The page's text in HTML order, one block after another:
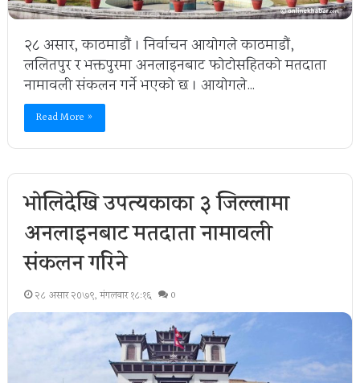
२८ असार, काठमाडौं । निर्वाचन आयोगले काठमाडौं,
ललितपुर र भक्तपुरमा अनलाइनबाट फोटोसहितको मतदाता
नामावली संकलन गर्ने भएको छ । आयोगले…
Read More »
भोलिदेखि उपत्यकाका ३ जिल्लामा
अनलाइनबाट मतदाता नामावली
संकलन गरिने
२८ असार २०७९, मंगलवार १८:१६ 0